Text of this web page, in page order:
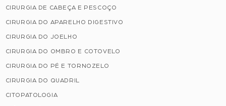
CIRURGIA DE CABEÇA E PESCOÇO
CIRURGIA DO APARELHO DIGESTIVO
CIRURGIA DO JOELHO
CIRURGIA DO OMBRO E COTOVELO
CIRURGIA DO PÉ E TORNOZELO
CIRURGIA DO QUADRIL
CITOPATOLOGIA